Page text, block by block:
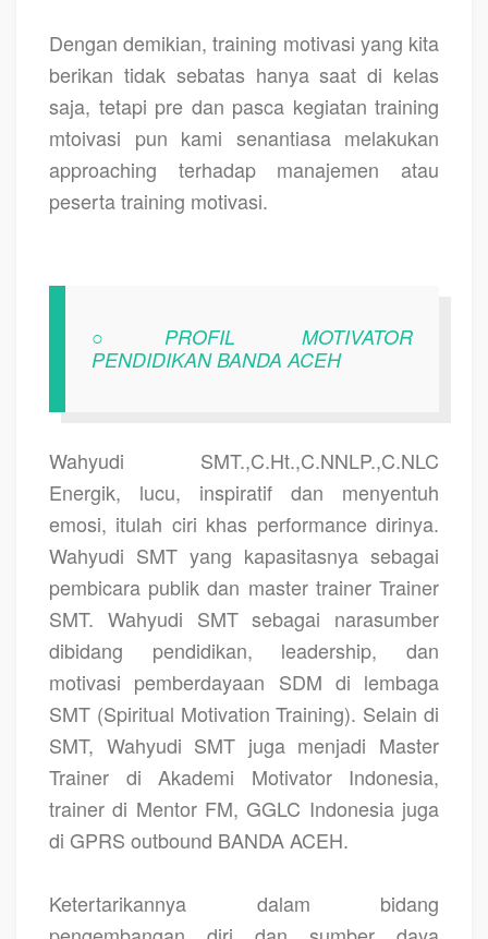
Dengan demikian, training motivasi yang kita
berikan tidak sebatas hanya saat di kelas
saja, tetapi pre dan pasca kegiatan training
mtoivasi pun kami senantiasa melakukan
approaching terhadap manajemen atau
peserta training motivasi.
○PROFIL MOTIVATOR
PENDIDIKAN BANDA ACEH
Wahyudi SMT.,C.Ht.,C.NNLP.,C.NLC
Energik, lucu, inspiratif dan menyentuh
emosi, itulah ciri khas performance dirinya.
Wahyudi SMT yang kapasitasnya sebagai
pembicara publik dan master trainer Trainer
SMT. Wahyudi SMT sebagai narasumber
dibidang pendidikan, leadership, dan
motivasi pemberdayaan SDM di lembaga
SMT (Spiritual Motivation Training). Selain di
SMT, Wahyudi SMT juga menjadi Master
Trainer di Akademi Motivator Indonesia,
trainer di Mentor FM, GGLC Indonesia juga
di GPRS outbound BANDA ACEH.
Ketertarikannya dalam bidang